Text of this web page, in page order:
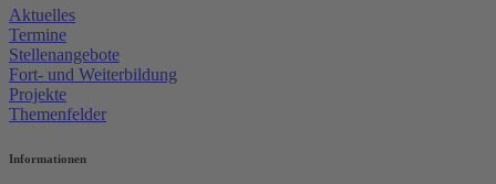
Aktuelles
Termine
Stellenangebote
Fort- und Weiterbildung
Projekte
Themenfelder
Informationen